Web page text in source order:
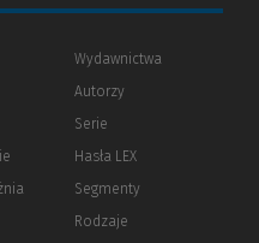
strony)
Wydawnictwa
Autorzy
Serie
Hasła LEX
Segmenty
Rodzaje